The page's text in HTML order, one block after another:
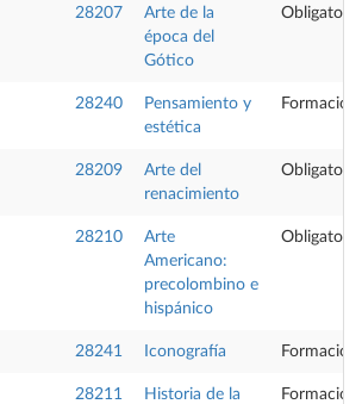
28207
Arte de la
época del
Gótico
Obligatoria
28240
Pensamiento y
estética
Formación
28209
Arte del
renacimiento
Obligatoria
28210
Arte
Americano:
precolombino e
hispánico
Obligatoria
28241 Iconografía Formación
28211
Historia de la
Formación